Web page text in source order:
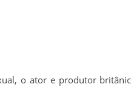
o ator e produtor